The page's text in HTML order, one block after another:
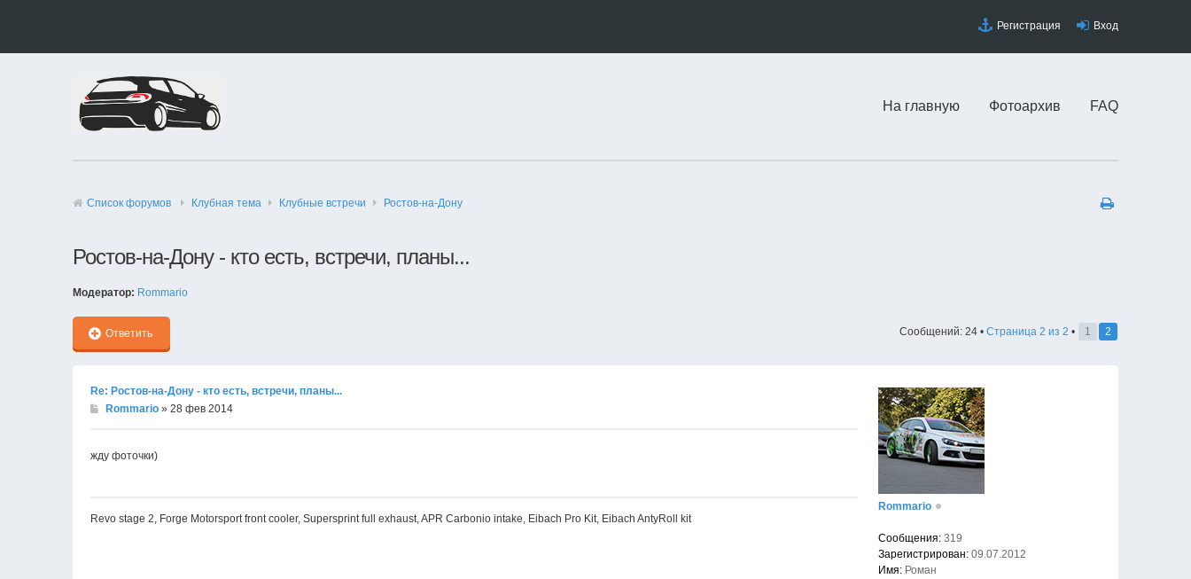
Регистрация Вход
На главную Фотоархив FAQ
Список форумов Клубная тема Клубные встречи Ростов-на-Дону
Ростов-на-Дону - кто есть, встречи, планы...
Модератор: Rommario
Ответить Сообщений: 24 • Страница 2 из 2 • 1 2
Re: Ростов-на-Дону - кто есть, встречи, планы...
Rommario » 28 фев 2014
жду фоточки)
Revo stage 2, Forge Motorsport front cooler, Supersprint full exhaust, APR Carbonio intake, Eibach Pro Kit, Eibach AntyRoll kit
Rommario
Сообщения: 319
Зарегистрирован: 09.07.2012
Имя: Роман